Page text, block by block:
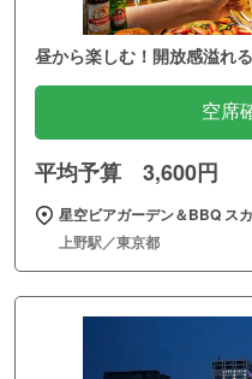
昼から楽しむ！開放感溢れ
空席
平均予算 3,600円
星空ビアガーデン＆BBQ ス
上野駅／東京都